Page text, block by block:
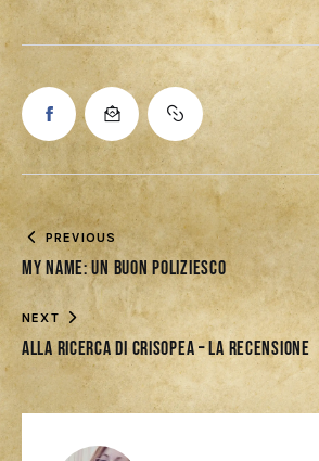
PREVIOUS
My Name: un buon poliziesco
NEXT
Alla Ricerca di Crisopea – La recensione